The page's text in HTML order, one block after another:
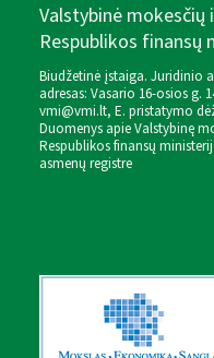
Valstybinė mokesčių
Respublikos finansų
Biudžetinė įstaiga. Juridinio
adresas: Vasario 16-osios g.
vmi@vmi.lt, E. pristatymo
Duomenys apie Valstybinę
Respublikos finansų
asmenų registre